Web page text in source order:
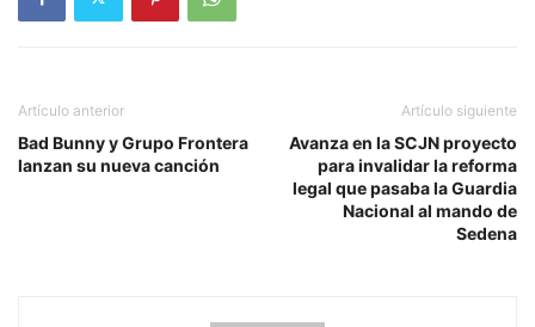
Artículo anterior
Bad Bunny y Grupo Frontera
lanzan su nueva canción
Artículo siguiente
Avanza en la SCJN proyecto
para invalidar la reforma
legal que pasaba la Guardia
Nacional al mando de
Sedena